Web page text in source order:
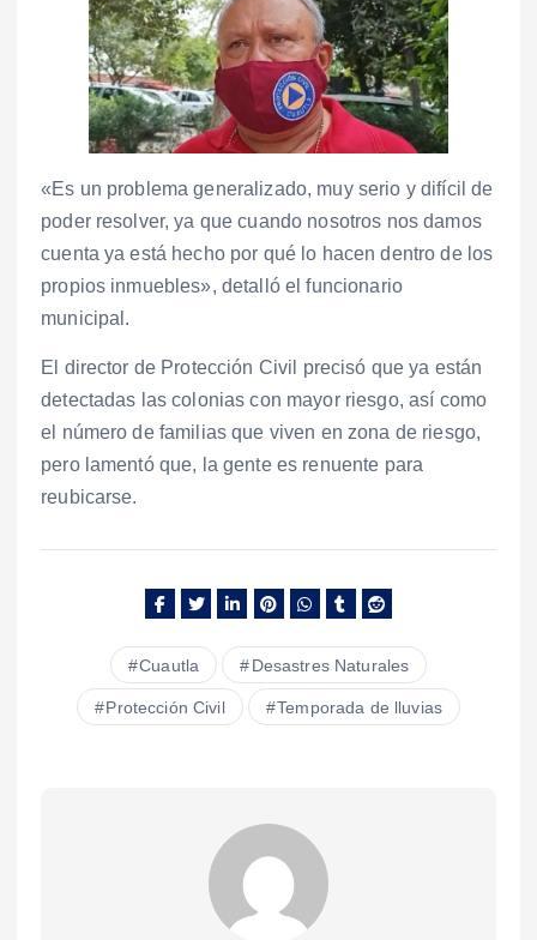
«Es un problema generalizado, muy serio y difícil de
poder resolver, ya que cuando nosotros nos damos
cuenta ya está hecho por qué lo hacen dentro de los
propios inmuebles», detalló el funcionario
municipal.
El director de Protección Civil precisó que ya están
detectadas las colonias con mayor riesgo, así como
el número de familias que viven en zona de riesgo,
pero lamentó que, la gente es renuente para
reubicarse.
Cuautla Desastres Naturales
Protección Civil Temporada de lluvias